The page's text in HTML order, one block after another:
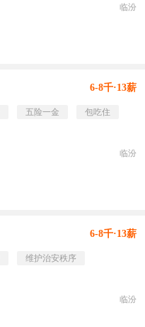
临汾
6-8千·13薪
五险一金
包吃住
临汾
6-8千·13薪
维护治安秩序
临汾